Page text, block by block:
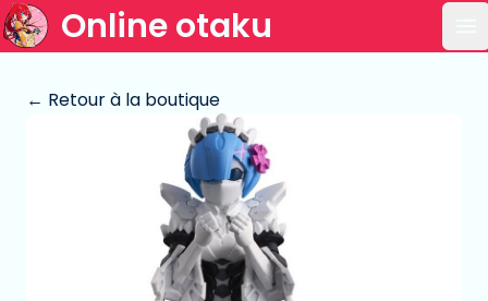
Online otaku
← Retour à la boutique